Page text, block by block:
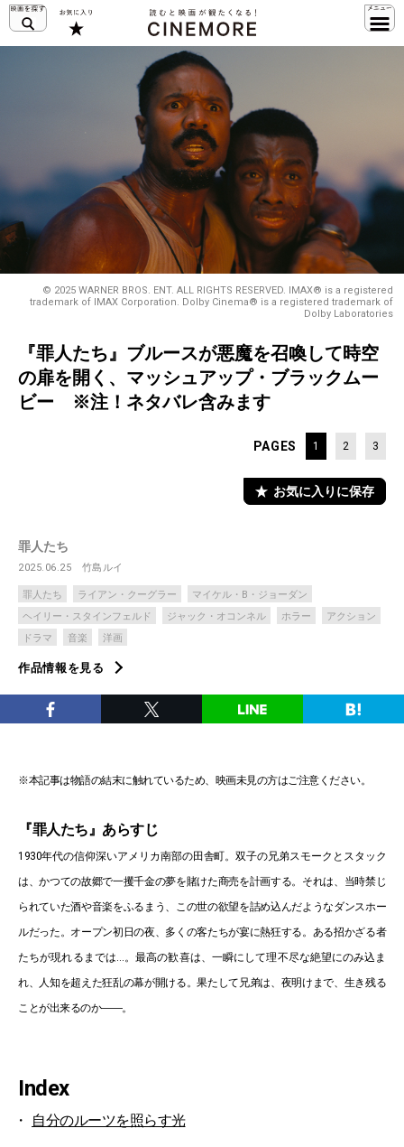
© 2025 WARNER BROS. ENT. ALL RIGHTS RESERVED. IMAX® is a registered
trademark of IMAX Corporation. Dolby Cinema® is a registered trademark of
Dolby Laboratories
『罪人たち』ブルースが悪魔を召喚して時空
の扉を開く、マッシュアップ・ブラックムー
ビー ※注！ネタバレ含みます
PAGES 1 2 3
お気に入りに保存
罪人たち
2025.06.25 竹島ルイ
罪人たち ライアン・クーグラー
マイケル・B・ジョーダン
ヘイリー・スタインフェルド
ジャック・オコンネル ホラー
アクション
ドラマ
音楽 洋画
作品情報を見る
※本記事は物語の結末に触れているため、映画未見の方はご注意ください。
『罪人たち』あらすじ
1930年代の信仰深いアメリカ南部の田舎町。双子の兄弟スモークとスタック
は、かつての故郷で一攫千金の夢を賭けた商売を計画する。それは、当時禁じ
られていた酒や音楽をふるまう、この世の欲望を詰め込んだようなダンスホー
ルだった。オープン初日の夜、多くの客たちが宴に熱狂する。ある招かざる者
たちが現れるまでは…。最高の歓喜は、一瞬にして理不尽な絶望にのみ込ま
れ、人知を超えた狂乱の幕が開ける。果たして兄弟は、夜明けまで、生き残る
ことが出来るのか――。
Index
自分のルーツを照らす光